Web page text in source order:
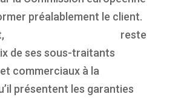
préalablement le client.
reste
de ses sous-traitants
commerciaux à la
présentent les garanties